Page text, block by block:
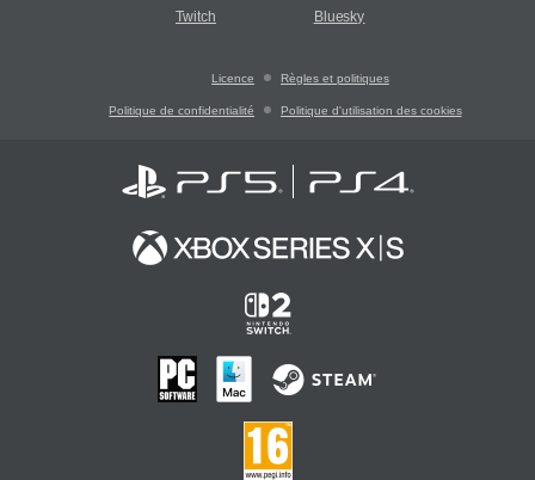
Twitch Bluesky
Licence Règles et politiques
Politique de confidentialité Politique d'utilisation des cookies